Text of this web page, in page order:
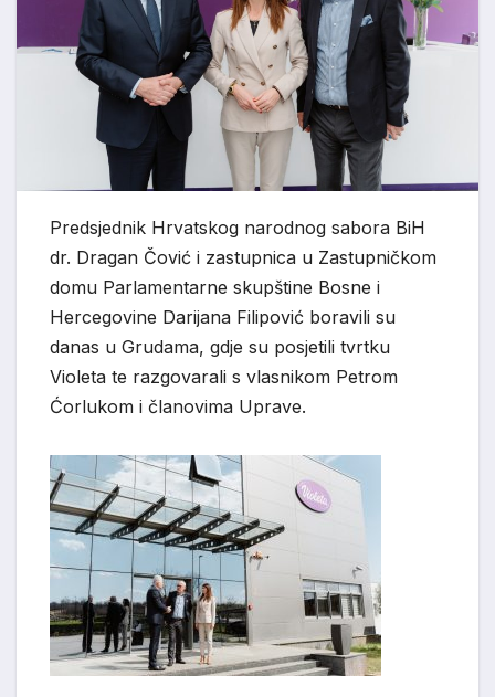
Predsjednik Hrvatskog narodnog sabora BiH
dr. Dragan Čović i zastupnica u Zastupničkom
domu Parlamentarne skupštine Bosne i
Hercegovine Darijana Filipović boravili su
danas u Grudama, gdje su posjetili tvrtku
Violeta te razgovarali s vlasnikom Petrom
Ćorlukom i članovima Uprave.